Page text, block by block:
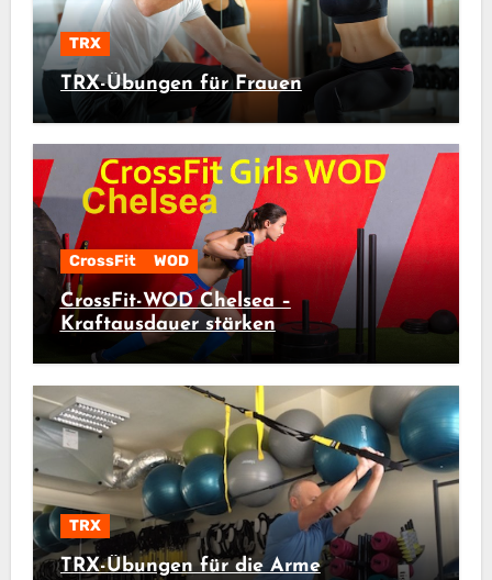
TRX
TRX-Übungen für Frauen
CrossFit WOD
CrossFit-WOD Chelsea –
Kraftausdauer stärken
TRX
TRX-Übungen für die Arme